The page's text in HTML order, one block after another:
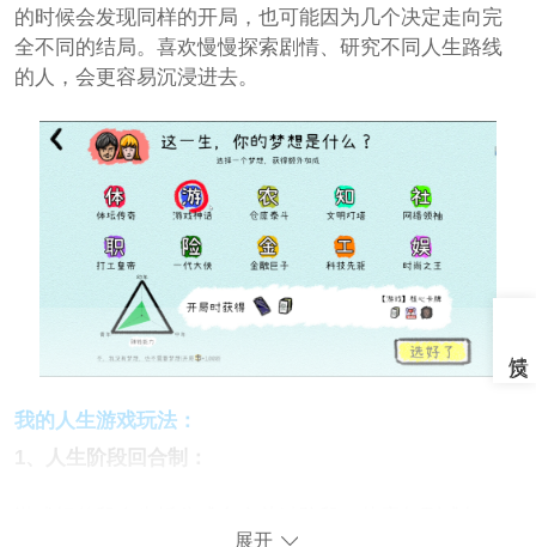
的时候会发现同样的开局，也可能因为几个决定走向完
全不同的结局。喜欢慢慢探索剧情、研究不同人生路线
的人，会更容易沉浸进去。
我的人生游戏玩法：
1、人生阶段回合制：
展开